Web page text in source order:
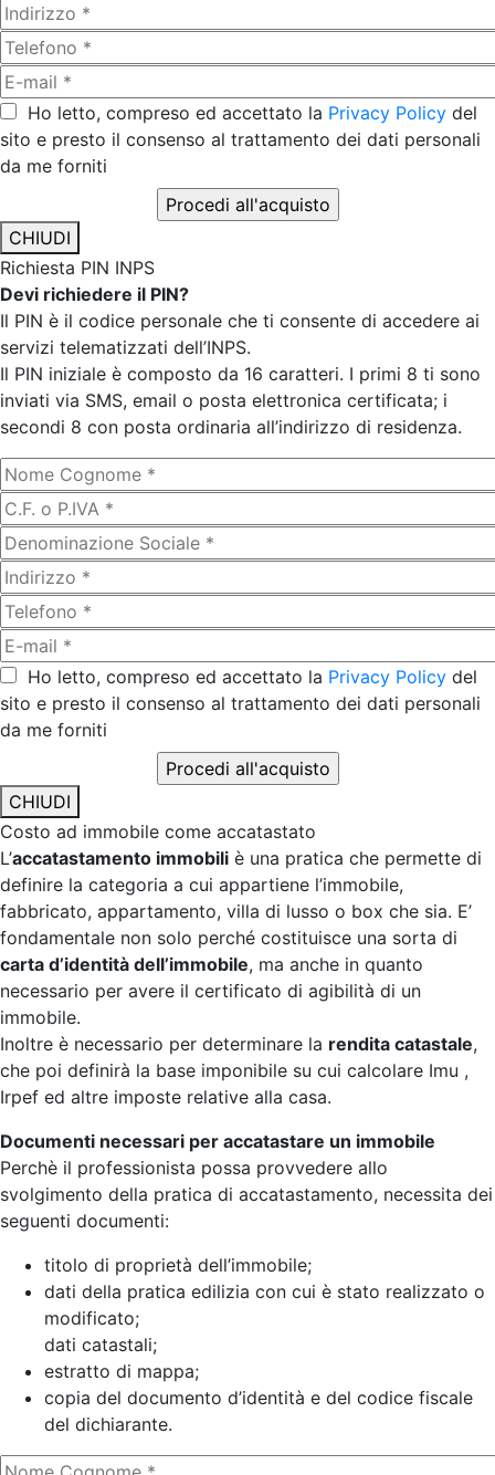
Ho letto, compreso ed accettato la Privacy Policy del
sito e presto il consenso al trattamento dei dati personali
da me forniti
CHIUDI
Richiesta PIN INPS
Devi richiedere il PIN?
Il PIN è il codice personale che ti consente di accedere ai
servizi telematizzati dell’INPS.
Il PIN iniziale è composto da 16 caratteri. I primi 8 ti sono
inviati via SMS, email o posta elettronica certificata; i
secondi 8 con posta ordinaria all’indirizzo di residenza.
Ho letto, compreso ed accettato la Privacy Policy del
sito e presto il consenso al trattamento dei dati personali
da me forniti
CHIUDI
Costo ad immobile come accatastato
L’accatastamento immobili è una pratica che permette di
definire la categoria a cui appartiene l’immobile,
fabbricato, appartamento, villa di lusso o box che sia. E’
fondamentale non solo perché costituisce una sorta di
carta d’identità dell’immobile, ma anche in quanto
necessario per avere il certificato di agibilità di un
immobile.
Inoltre è necessario per determinare la rendita catastale,
che poi definirà la base imponibile su cui calcolare Imu ,
Irpef ed altre imposte relative alla casa.
Documenti necessari per accatastare un immobile
Perchè il professionista possa provvedere allo
svolgimento della pratica di accatastamento, necessita dei
seguenti documenti:
titolo di proprietà dell’immobile;
dati della pratica edilizia con cui è stato realizzato o
modificato;
dati catastali;
estratto di mappa;
copia del documento d’identità e del codice fiscale
del dichiarante.